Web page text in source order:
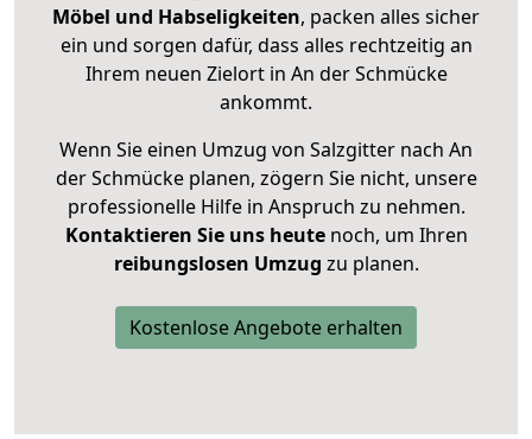
Möbel und Habseligkeiten, packen alles sicher
ein und sorgen dafür, dass alles rechtzeitig an
Ihrem neuen Zielort in An der Schmücke
ankommt.
Wenn Sie einen Umzug von Salzgitter nach An
der Schmücke planen, zögern Sie nicht, unsere
professionelle Hilfe in Anspruch zu nehmen.
Kontaktieren Sie uns heutenoch, um Ihren
reibungslosen Umzug zu planen.
Kostenlose Angebote erhalten